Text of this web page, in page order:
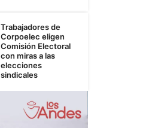
Trabajadores de
Corpoelec eligen
Comisión Electoral
con miras a las
elecciones
sindicales